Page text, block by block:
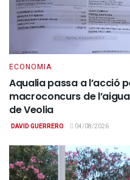
ECONOMIA
Aqualia passa a l’acció
macroconcurs de
de Veolia
DAVID GUERRERO 04/08/2026